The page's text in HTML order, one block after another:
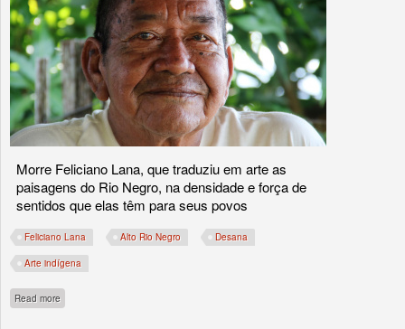
Morre Feliciano Lana, que traduziu em arte as
paisagens do Rio Negro, na densidade e força de
sentidos que elas têm para seus povos
Feliciano Lana Alto Rio Negro Desana
Arte indígena
Read more